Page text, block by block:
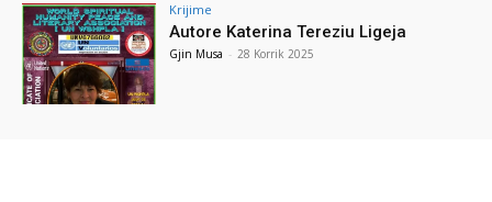
Krijime
Autore Katerina Tereziu Ligeja
Gjin Musa - 28 Korrik 2025